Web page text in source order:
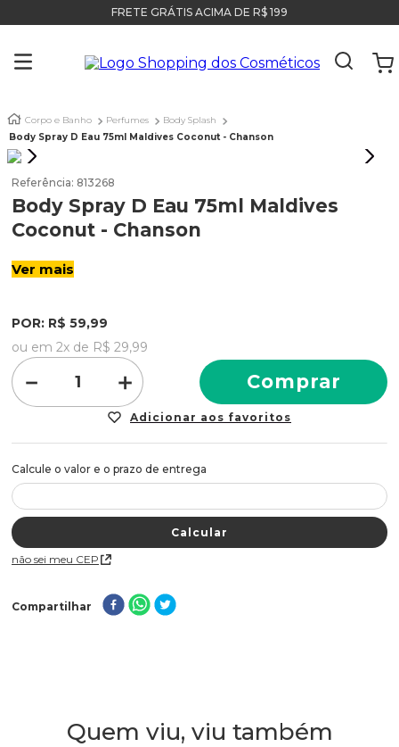
FRETE GRÁTIS ACIMA DE R$ 199
Corpo e Banho Perfumes
Body Splash
Body Spray D Eau 75ml Maldives Coconut - Chanson
Referência: 813268
Body Spray D Eau 75ml Maldives
Coconut - Chanson
Ver mais
POR: R$ 59,99
ou em 2x de R$ 29,99
＋
－ Comprar
Não sei meu CEP
Compartilhar
Quem viu, viu também